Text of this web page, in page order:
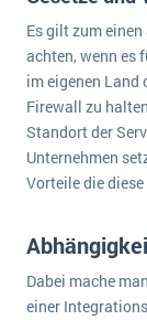
ERP-
Es gilt zum
achten, wenn es
im eigenen Land
Firewall zu
Standort der
Unternehmen
Vorteile die
Dabei mache
einer